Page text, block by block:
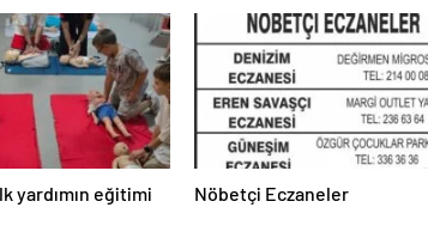
yardımın eğitimi Nöbetçi Eczaneler